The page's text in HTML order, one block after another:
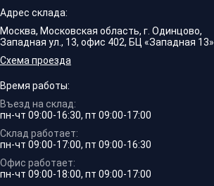
Адрес склада:
Москва, Московская область, г. Одинцово,
Западная ул., 13, офис 402, БЦ «Западная 13».
Схема проезда
Время работы:
Въезд на склад:
пн-чт 09:00-16:30, пт 09:00-17:00
Склад работает:
пн-чт 09:00-17:00, пт 09:00-16:30
Офис работает:
пн-чт 09:00-18:00, пт 09:00-17:00